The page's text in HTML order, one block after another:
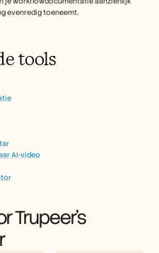
evenredig toeneemt.
tools
AI-video
Trupeer's